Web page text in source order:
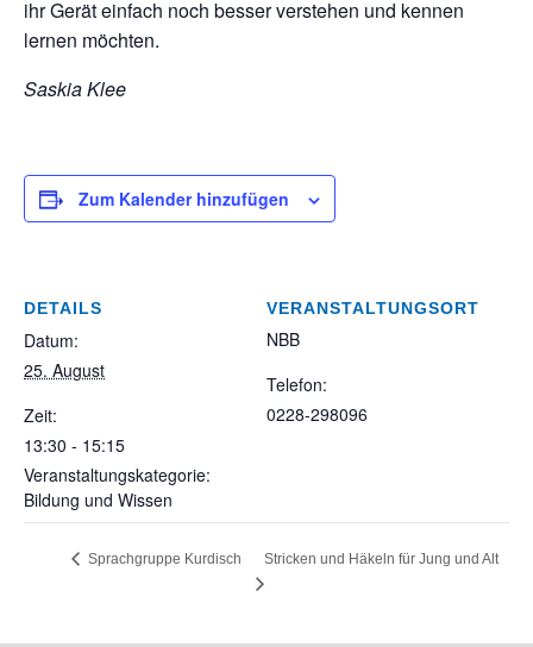
ihr Gerät einfach noch besser verstehen und kennen
lernen möchten.
Saskia Klee
Zum Kalender hinzufügen
DETAILS
Datum:
25. August
Zeit:
13:30 - 15:15
Veranstaltungskategorie:
Bildung und Wissen
VERANSTALTUNGSORT
NBB
Telefon:
0228-298096
Sprachgruppe Kurdisch Stricken und Häkeln für Jung und Alt